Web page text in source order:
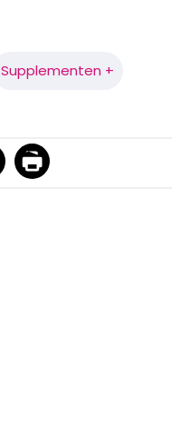
Supplementen +